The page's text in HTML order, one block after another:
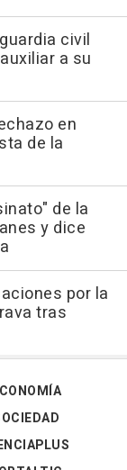
civil
a su
en
de la
de la
y dice
por la
tras